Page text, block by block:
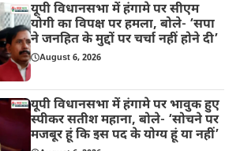
यूपी विधानसभा में हंगामे पर सीएम
योगी का विपक्ष पर हमला, बोले- ‘सपा
ने जनहित के मुद्दों पर चर्चा नहीं होने दी’
August 6, 2026
यूपी विधानसभा में हंगामे पर भावुक हुए
स्पीकर सतीश महाना, बोले- ‘सोचने पर
मजबूर हूं कि इस पद के योग्य हूं या नहीं’